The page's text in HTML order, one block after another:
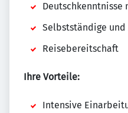
Deutschkenntnisse
Selbstständige und
Reisebereitschaft
Ihre Vorteile:
Intensive